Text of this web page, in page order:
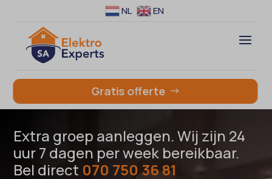
NL EN
Gratis offerte
Extra groep aanleggen. Wij zijn 24
uur 7 dagen per week bereikbaar.
Bel direct 070 750 36 81